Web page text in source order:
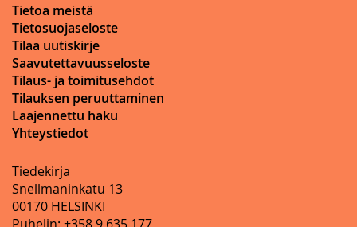
Tietoa meistä
Tietosuojaseloste
Tilaa uutiskirje
Saavutettavuusseloste
Tilaus- ja toimitusehdot
Tilauksen peruuttaminen
Laajennettu haku
Yhteystiedot
Tiedekirja
Snellmaninkatu 13
00170 HELSINKI